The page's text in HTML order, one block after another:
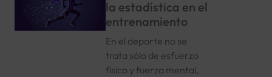
la estadística en el
entrenamiento
En el deporte no se
trata sólo de esfuerzo
físico y fuerza mental,